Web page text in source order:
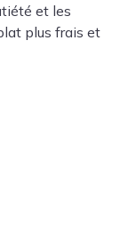
et les
plus frais et